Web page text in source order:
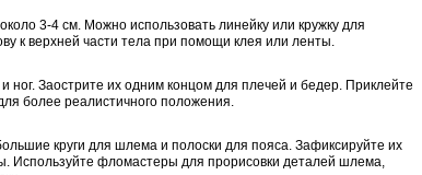
3-4 см. Можно использовать линейку или кружку для
к верхней части тела при помощи клея или ленты.
ног. Заострите их одним концом для плечей и бедер. Приклейте
более реалистичного положения.
круги для шлема и полоски для пояса. Зафиксируйте их
Используйте фломастеры для прорисовки деталей шлема,